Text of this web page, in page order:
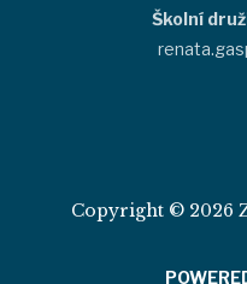
Školní
Copyright © 2026